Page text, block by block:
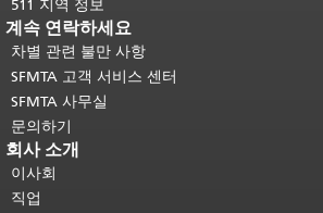
511 지역 정보
계속 연락하세요
차별 관련 불만 사항
SFMTA 고객 서비스 센터
SFMTA 사무실
문의하기
회사 소개
이사회
직업